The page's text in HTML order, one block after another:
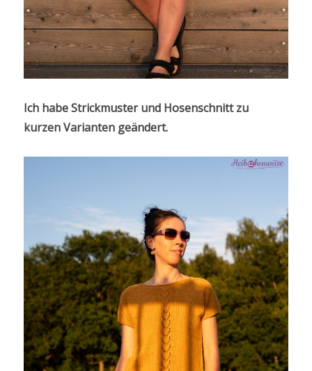
Ich habe Strickmuster und Hosenschnitt zu
kurzen Varianten geändert.